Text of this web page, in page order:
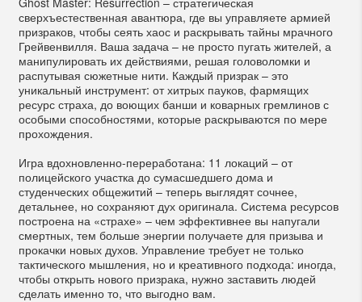
сверхъестественная авантюра, где вы управляете армией
призраков, чтобы сеять хаос и раскрывать тайны мрачного
Грейвенвилля. Ваша задача – не просто пугать жителей, а
манипулировать их действиями, решая головоломки и
распутывая сюжетные нити. Каждый призрак – это
уникальный инструмент: от хитрых пауков, фармящих
ресурс страха, до воющих банши и коварных гремлинов с
особыми способностями, которые раскрываются по мере
прохождения.
Игра вдохновленно-переработана: 11 локаций – от
полицейского участка до сумасшедшего дома и
студенческих общежитий – теперь выглядят сочнее,
детальнее, но сохраняют дух оригинала. Система ресурсов
построена на «страхе» – чем эффективнее вы напугали
смертных, тем больше энергии получаете для призыва и
прокачки новых духов. Управление требует не только
тактического мышления, но и креативного подхода: иногда,
чтобы открыть нового призрака, нужно заставить людей
сделать именно то, что выгодно вам.